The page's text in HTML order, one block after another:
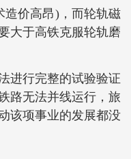
价高昂)，而轮轨磁
大于高铁克服轮轨磨
进行完整的试验验证
路无法并线运行，旅
该项事业的发展都没